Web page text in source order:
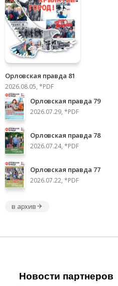
Орловская правда 81
2026.08.05, *PDF
Орловская правда 79
2026.07.29, *PDF
Орловская правда 78
2026.07.24, *PDF
Орловская правда 77
2026.07.22, *PDF
в архив
Новости партнеров